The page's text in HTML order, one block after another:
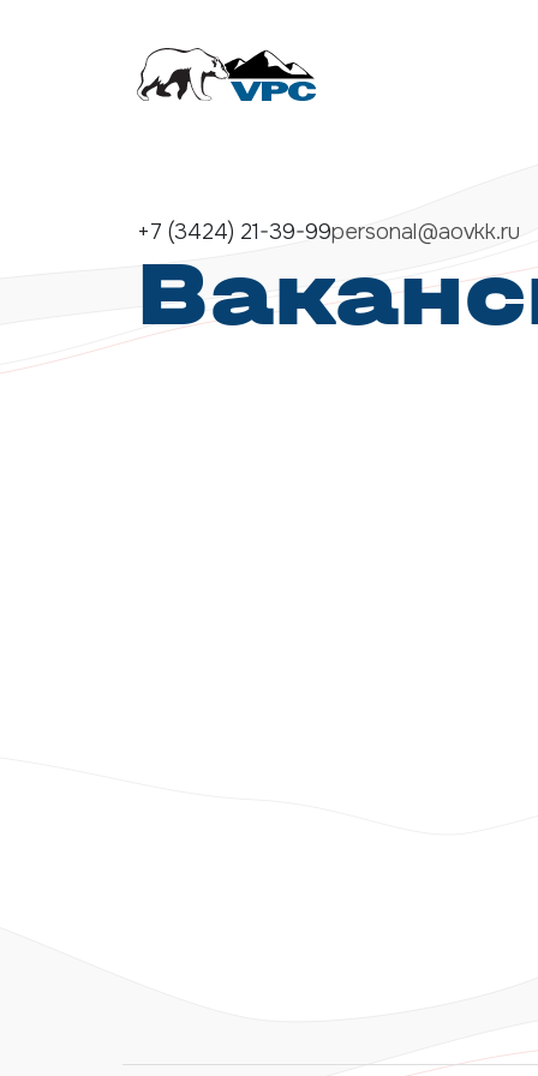
+7 (3424) 21-39-99personal@aovkk.ru